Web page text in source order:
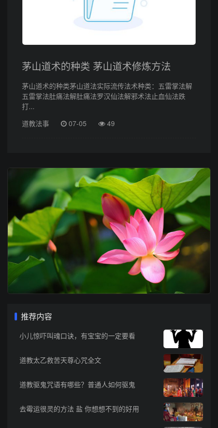
茅山道术的种类 茅山道术修炼方法
茅山道术的种类茅山道法实际流传法术种类：五雷掌法解
五雷掌法肚痛法解肚痛法罗汉仙法解邪术法止血仙法跌
打...
道教法事
07-05 49
推荐内容
小儿惊吓叫魂口诀，有宝宝的一定要看
道教太乙救苦天尊心咒全文
道教驱鬼咒语有哪些？普通人如何驱鬼
去霉运很灵的方法 盐 你想想不到的好用